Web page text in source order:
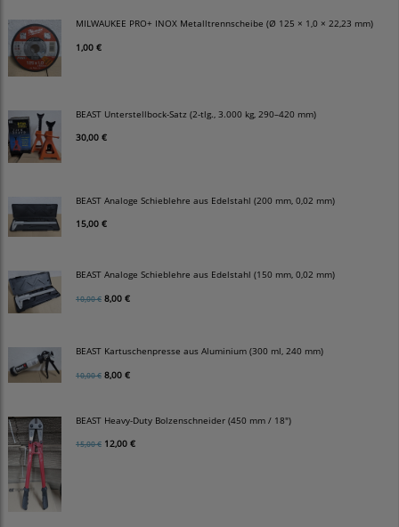
MILWAUKEE PRO+ INOX Metalltrennscheibe (Ø 125 × 1,0 × 22,23 mm)
1,00 €
BEAST Unterstellbock-Satz (2-tlg., 3.000 kg, 290–420 mm)
30,00 €
BEAST Analoge Schieblehre aus Edelstahl (200 mm, 0,02 mm)
15,00 €
BEAST Analoge Schieblehre aus Edelstahl (150 mm, 0,02 mm)
10,00 € 8,00 €
BEAST Kartuschenpresse aus Aluminium (300 ml, 240 mm)
10,00 € 8,00 €
BEAST Heavy-Duty Bolzenschneider (450 mm / 18")
15,00 € 12,00 €